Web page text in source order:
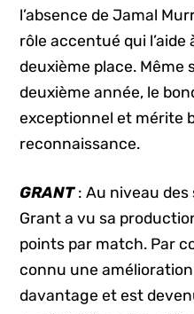
l’absence de Jamal
rôle accentué qui
deuxième place. Même
deuxième année, le
exceptionnel et mérite
reconnaissance.
GRANT : Au niveau
Grant a vu sa
points par match. Par
connu une
davantage et est